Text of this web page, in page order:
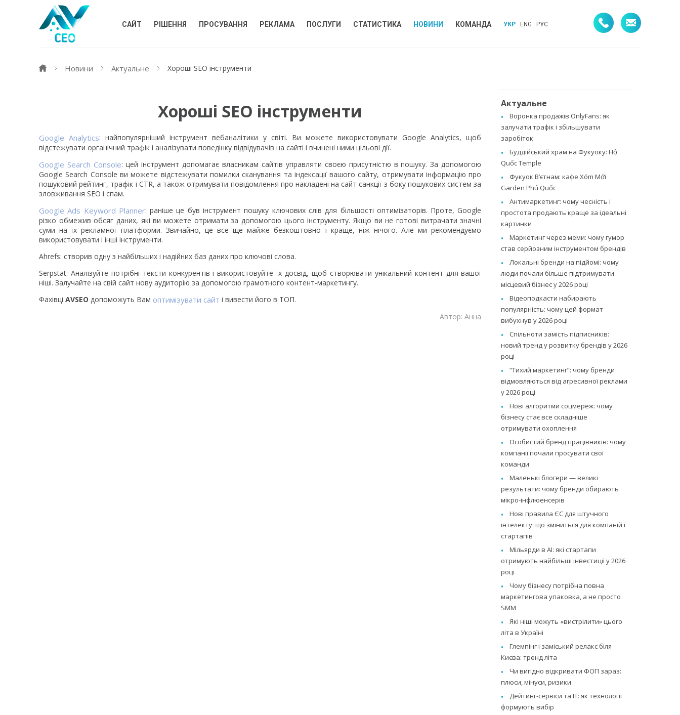
САЙТ РІШЕННЯ ПРОСУВАННЯ РЕКЛАМА ПОСЛУГИ СТАТИСТИКА НОВИНИ КОМАНДА УКР ENG РУС
Новини Актуальне Хороші SEO інструменти
Хороші SEO інструменти
Google Analytics: найпопулярніший інструмент вебаналітики у світі. Ви можете використовувати Google Analytics, щоб
відстежувати органічний трафік і аналізувати поведінку відвідувачів на сайті і вчинені ними цільові дії.
Google Search Console: цей інструмент допомагає власникам сайтів управляти своєю присутністю в пошуку. За допомогою
Google Search Console ви можете відстежувати помилки сканування та індексації вашого сайту, отримувати інформацію про
пошуковий рейтинг, трафік і CTR, а також отримувати повідомлення про накладені на сайт санкції з боку пошукових систем за
зловживання SEO і спам.
Google Ads Keyword Planner: раніше це був інструмент пошуку ключових слів для більшості оптимізаторів. Проте, Google
різко обмежив обсяг даних, які ви можете отримати за допомогою цього інструменту. Якщо ви не готові витрачати значні
суми на їх рекламної платформи. Звичайно, це все ще майже безкоштовно і краще, ніж нічого. Але ми рекомендуємо
використовувати і інші інструменти.
Ahrefs: створив одну з найбільших і надійних баз даних про ключові слова.
Serpstat: Аналізуйте потрібні тексти конкурентів і використовуйте їх досвід, щоб створювати унікальний контент для вашої
ніші. Залучайте на свій сайт нову аудиторію за допомогою грамотного контент-маркетингу.
Фахівці AVSEO допоможуть Вам оптимізувати сайт і вивести його в ТОП.
Автор: Анна
Актуальне
Воронка продажів OnlyFans: як
залучати трафік і збільшувати
заробіток
Буддійський храм на Фукуоку: Hộ
Quốc Temple
Фукуок В’єтнам: кафе Xóm Mới
Garden Phú Quốc
Антимаркетинг: чому чесність і
простота продають краще за ідеальні
картинки
Маркетинг через меми: чому гумор
став серйозним інструментом брендів
Локальні бренди на підйомі: чому
люди почали більше підтримувати
місцевий бізнес у 2026 році
Відеоподкасти набирають
популярність: чому цей формат
вибухнув у 2026 році
Спільноти замість підписників:
новий тренд у розвитку брендів у 2026
році
“Тихий маркетинг”: чому бренди
відмовляються від агресивної реклами
у 2026 році
Нові алгоритми соцмереж: чому
бізнесу стає все складніше
отримувати охоплення
Особистий бренд працівників: чому
компанії почали просувати свої
команди
Маленькі блогери — великі
результати: чому бренди обирають
мікро-інфлюенсерів
Нові правила ЄС для штучного
інтелекту: що зміниться для компаній і
стартапів
Мільярди в AI: які стартапи
отримують найбільші інвестиції у 2026
році
Чому бізнесу потрібна повна
маркетингова упаковка, а не просто
SMM
Які ніші можуть «вистрілити» цього
літа в Україні
Глемпінг і заміський релакс біля
Києва: тренд літа
Чи вигідно відкривати ФОП зараз:
плюси, мінуси, ризики
Дейтинг-сервіси та IT: як технології
формують вибір